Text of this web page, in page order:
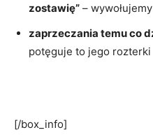
zostawię” –
zaprzeczania temu co
potęguje to jego rozterki
[/box_info]